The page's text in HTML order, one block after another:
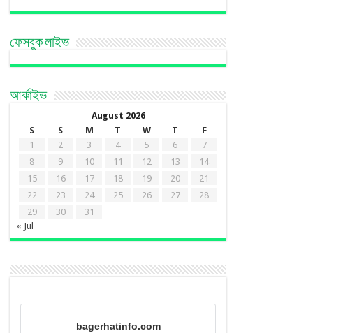
ফেসবুক লাইভ
আর্কাইভ
August 2026
S
S M T W T
F
1
2 3 4 5 6
7
8
9 10 11 12 13
14
15
16 17 18 19 20
21
22
23 24 25 26 27
28
29
30
31
« Jul
bagerhatinfo.com